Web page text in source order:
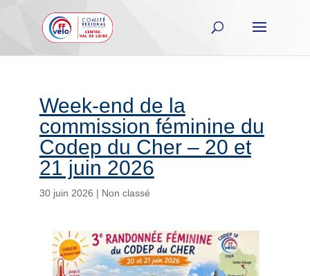
Week-end de la
commission féminine du
Codep du Cher – 20 et
21 juin 2026
30 juin 2026 | Non classé